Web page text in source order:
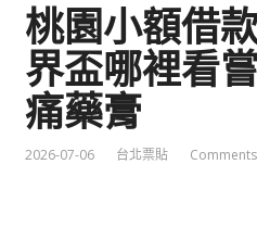
桃園小額借
界盃哪裡看
痛藥膏
2026-07-06 台北票貼